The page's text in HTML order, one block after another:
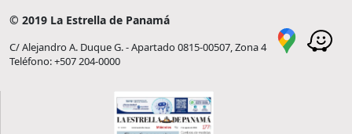
© 2019 La Estrella de Panamá
C/ Alejandro A. Duque G. - Apartado 0815-00507, Zona 4
Teléfono: +507 204-0000